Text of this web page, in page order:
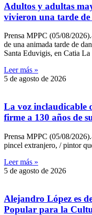
Adultos y adultas
vivieron una tarde de
Prensa MPPC (05/08/
de una animada tarde de
Santa Eduvigis, en Catia La
Leer más »
5 de agosto de 2026
La voz inclaudicable
firme a 130 años de
Prensa MPPC (05/08/
pincel extranjero, / pintor
Leer más »
5 de agosto de 2026
Alejandro López es
Popular para la